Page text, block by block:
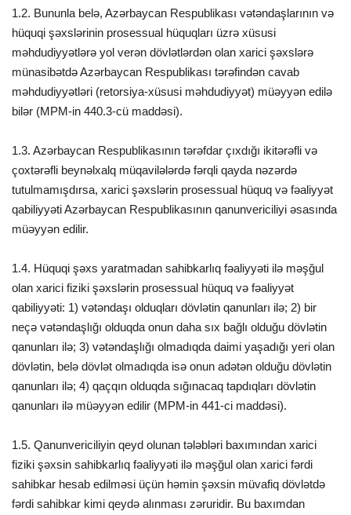
1.2. Bununla belə, Azərbaycan Respublikası vətəndaşlarının və
hüquqi şəxslərinin prosessual hüquqları üzrə xüsusi
məhdudiyyətlərə yol verən dövlətlərdən olan xarici şəxslərə
münasibətdə Azərbaycan Respublikası tərəfindən cavab
məhdudiyyətləri (retorsiya-xüsusi məhdudiyyət) müəyyən edilə
bilər (MPM-in 440.3-cü maddəsi).
1.3. Azərbaycan Respublikasının tərəfdar çıxdığı ikitərəfli və
çoxtərəfli beynəlxalq müqavilələrdə fərqli qayda nəzərdə
tutulmamışdırsa, xarici şəxslərin prosessual hüquq və fəaliyyət
qabiliyyəti Azərbaycan Respublikasının qanunvericiliyi əsasında
müəyyən edilir.
1.4. Hüquqi şəxs yaratmadan sahibkarlıq fəaliyyəti ilə məşğul
olan xarici fiziki şəxslərin prosessual hüquq və fəaliyyət
qabiliyyəti: 1) vətəndaşı olduqları dövlətin qanunları ilə; 2) bir
neçə vətəndaşlığı olduqda onun daha sıx bağlı olduğu dövlətin
qanunları ilə; 3) vətəndaşlığı olmadıqda daimi yaşadığı yeri olan
dövlətin, belə dövlət olmadıqda isə onun adətən olduğu dövlətin
qanunları ilə; 4) qaçqın olduqda sığınacaq tapdıqları dövlətin
qanunları ilə müəyyən edilir (MPM-in 441-ci maddəsi).
1.5. Qanunvericiliyin qeyd olunan tələbləri baxımından xarici
fiziki şəxsin sahibkarlıq fəaliyyəti ilə məşğul olan xarici fərdi
sahibkar hesab edilməsi üçün həmin şəxsin müvafiq dövlətdə
fərdi sahibkar kimi qeydə alınması zəruridir. Bu baxımdan